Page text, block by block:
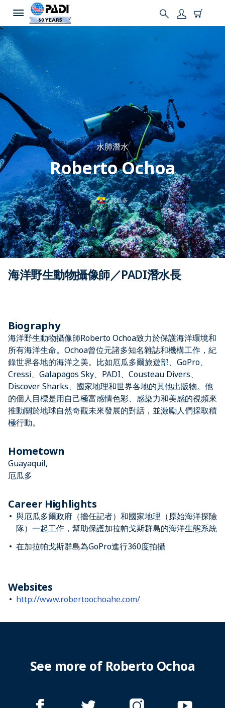
水肺潛水
Roberto Ochoa
厄瓜多
海洋野生動物攝像師／PADI潛水長
Biography
海洋野生動物攝像師Roberto Ochoa致力於保護海洋環境和
所有海洋生命。Ochoa曾位元諸多知名雜誌和機構工作，紀
錄世界各地的海洋之美。比如厄瓜多爾旅遊部、GoPro、
Cressi、Galapagos Sky、PADI、Cousteau Divers、
Discover Sharks、國家地理和世界各地的其他出版物。他
的個人目標是用自己極富感情色彩、感染力和美感的視頻來
推動關於地球自然奇觀未來發展的對話，並激勵人們採取積
極行動。
Hometown
Guayaquil,
厄瓜多
Career Highlights
與厄瓜多爾政府（擔任記者）和國家地理（原始海洋探險
隊）一起工作，幫助保護加拉帕戈斯群島的海洋生態系統
在加拉帕戈斯群島為GoPro進行360度拍攝
Websites
http://www.robertoochoahe.com/
See more of Roberto Ochoa